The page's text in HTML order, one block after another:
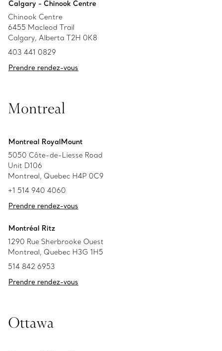
Calgary - Chinook Centre
Chinook Centre
6455 Macleod Trail
Calgary, Alberta T2H 0K8
403 441 0829
Prendre rendez-vous
Montreal
Montreal RoyalMount
5050 Côte-de-Liesse Road
Unit D106
Montreal, Quebec H4P 0C9
+1 514 940 4060
Prendre rendez-vous
Montréal Ritz
1290 Rue Sherbrooke Ouest
Montreal, Quebec H3G 1H5
514 842 6953
Prendre rendez-vous
Ottawa